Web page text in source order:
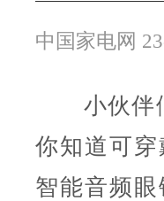
中国家电网
小伙伴们
你知道可
智能音频